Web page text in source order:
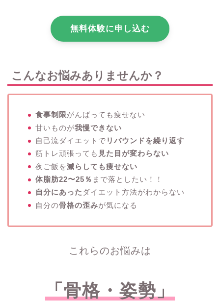
無料体験に申し込む
こんなお悩みありませんか？
食事制限がんばっても痩せない
甘いものが我慢できない
自己流ダイエットで リバウンドを繰り返す
筋トレ頑張っても 見た目が変わらない
夜ご飯を減らしても痩せない
体脂肪22〜25％ まで落としたい！！
自分にあった ダイエット方法がわからない
自分の骨格の歪みが気になる
これらのお悩みは
「骨格・姿勢」